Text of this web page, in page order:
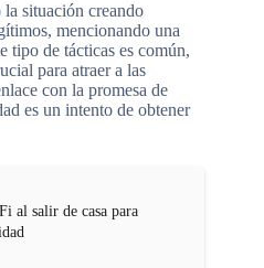
la situación creando
mencionando una
tipo de tácticas es común,
para atraer a las
con la promesa de
es un intento de obtener
al salir de casa para